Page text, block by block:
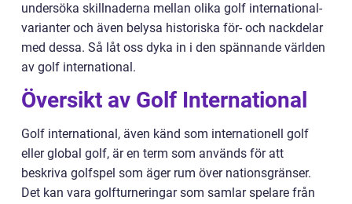
undersöka skillnaderna mellan olika golf international-
varianter och även belysa historiska för- och nackdelar
med dessa. Så låt oss dyka in i den spännande världen
av golf international.
Översikt av Golf International
Golf international, även känd som internationell golf
eller global golf, är en term som används för att
beskriva golfspel som äger rum över nationsgränser.
Det kan vara golfturneringar som samlar spelare från